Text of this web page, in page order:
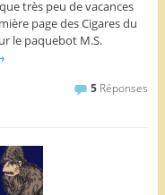
très peu de vacances
page des Cigares du
le paquebot M.S.
5 Réponses